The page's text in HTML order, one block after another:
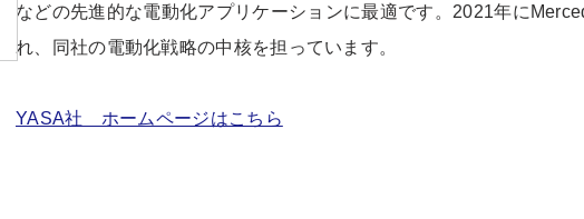
などの先進的な電動化アプリケーションに最適です。2021年に
れ、同社の電動化戦略の中核を担っています。
YASA社 ホームページはこちら